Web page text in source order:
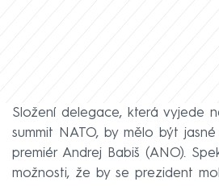
Složení delegace, která vyjede
summit NATO, by mělo být
premiér Andrej Babiš (ANO).
možnosti, že by se prezident